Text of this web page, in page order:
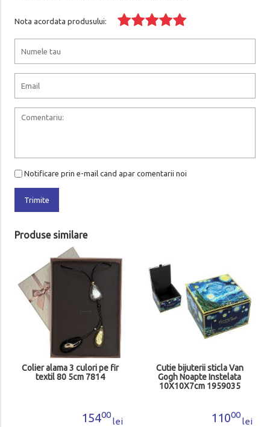
Nota acordata produsului:
Notificare prin e-mail cand apar comentarii noi
Trimite
Produse similare
Colier alama 3 culori pe fir
textil 80 5cm 7814
15400
lei
Cutie bijuterii sticla Van
Gogh Noapte Instelata
10X10X7cm 1959035
11000
lei